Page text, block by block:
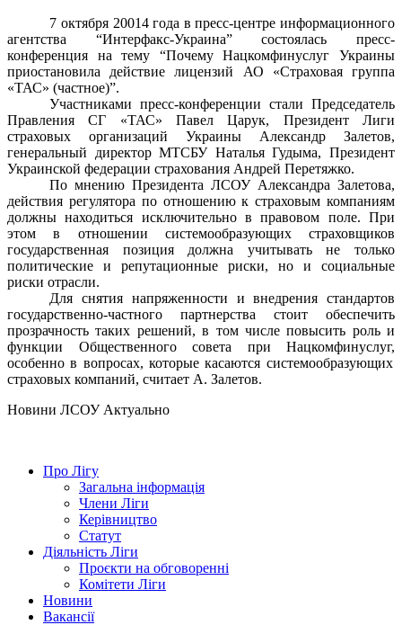
7 октября 20014 года в пресс-центре информационного
агентства “Интерфакс-Украина” состоялась пресс-
конференция на тему “Почему Нацкомфинуслуг Украины
приостановила действие лицензий АО «Страховая группа
«ТАС» (частное)”.
Участниками пресс-конференции стали Председатель
Правления СГ «ТАС» Павел Царук, Президент Лиги
страховых организаций Украины Александр Залетов,
генеральный директор МТСБУ Наталья Гудыма, Президент
Украинской федерации страхования Андрей Перетяжко.
По мнению Президента ЛСОУ Александра Залетова,
действия регулятора по отношению к страховым компаниям
должны находиться исключительно в правовом поле. При
этом в отношении системообразующих страховщиков
государственная позиция должна учитывать не только
политические и репутационные риски, но и социальные
риски отрасли.
Для снятия напряженности и внедрения стандартов
государственно-частного партнерства стоит обеспечить
прозрачность таких решений, в том числеповысить роль и
функции Общественного совета при Нацкомфинуслуг,
особенно в вопросах, которые касаются системообразующих
страховых компаний, считает А. Залетов.
Hовини ЛСОУ Актуально
Про Лігу
Загальна інформація
Члени Ліги
Керівництво
Статут
Діяльність Ліги
Проєкти на обговоренні
Комітети Ліги
Новини
Вакансії